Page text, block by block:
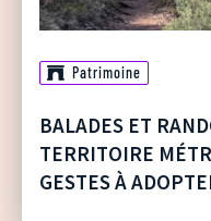
Patrimoine
BALADES ET
TERRITOIRE
GESTES À